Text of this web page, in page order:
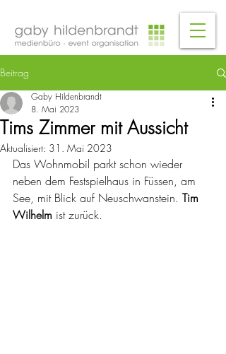
Beitrag
Tims Zimmer mit Aussicht
Gaby Hildenbrandt
8. Mai 2023
Aktualisiert: 31. Mai 2023
Das Wohnmobil parkt schon wieder
neben dem Festspielhaus in Füssen, am
See, mit Blick auf Neuschwanstein. Tim
Wilhelm ist zurück.